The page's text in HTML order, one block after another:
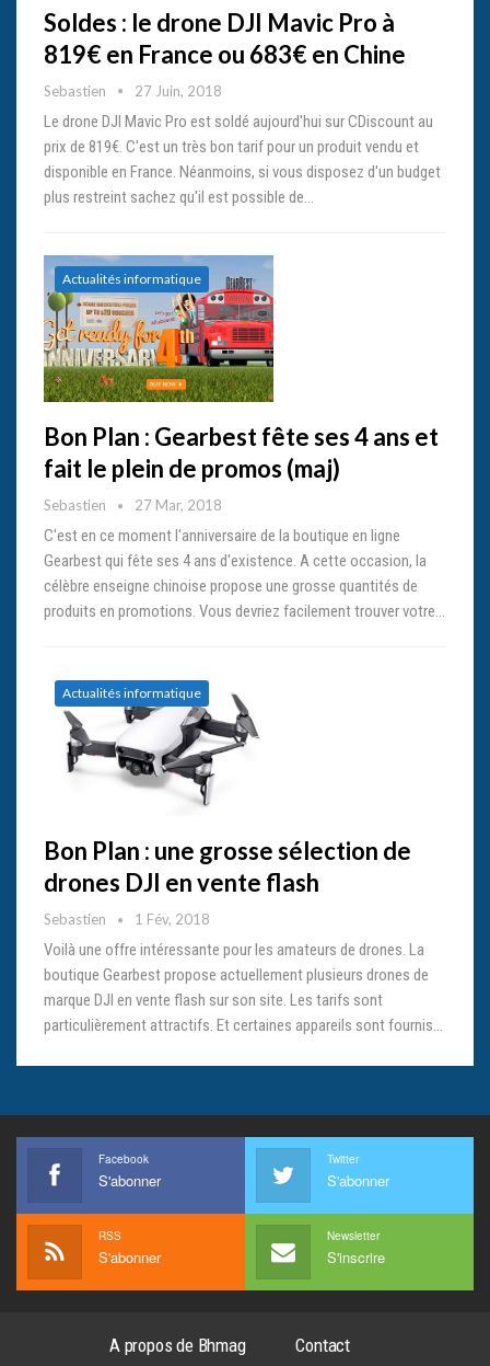
Soldes : le drone DJI Mavic Pro à
819€ en France ou 683€ en Chine
Sebastien 27 Juin, 2018
Le drone DJI Mavic Pro est soldé aujourd'hui sur CDiscount au
prix de 819€. C'est un très bon tarif pour un produit vendu et
disponible en France. Néanmoins, si vous disposez d'un budget
plus restreint sachez qu'il est possible de…
Actualités informatique
Bon Plan : Gearbest fête ses 4 ans et
fait le plein de promos (maj)
Sebastien 27 Mar, 2018
C'est en ce moment l'anniversaire de la boutique en ligne
Gearbest qui fête ses 4 ans d'existence. A cette occasion, la
célèbre enseigne chinoise propose une grosse quantités de
produits en promotions. Vous devriez facilement trouver votre…
Actualités informatique
Bon Plan : une grosse sélection de
drones DJI en vente flash
Sebastien 1 Fév, 2018
Voilà une offre intéressante pour les amateurs de drones. La
boutique Gearbest propose actuellement plusieurs drones de
marque DJI en vente flash sur son site. Les tarifs sont
particulièrement attractifs. Et certaines appareils sont fournis…
Facebook
S'abonner
Twitter
S'abonner
RSS
S'abonner
Newsletter
S'inscrire
A propos de Bhmag Contact